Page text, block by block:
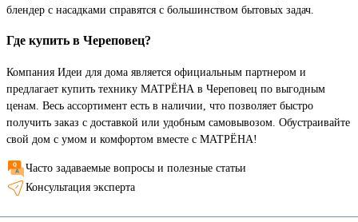
блендер с насадками справятся с большинством бытовых задач.
Где купить в Череповец?
Компания Идеи для дома является официальным партнером и
предлагает купить технику МАТРЁНА в Череповец по выгодным
ценам. Весь ассортимент есть в наличии, что позволяет быстро
получить заказ с доставкой или удобным самовывозом. Обустраивайте
свой дом с умом и комфортом вместе с МАТРЁНА!
Часто задаваемые вопросы и полезные статьи
Консультация эксперта